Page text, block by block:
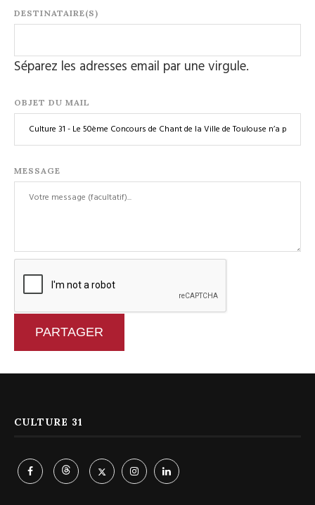
DESTINATAIRE(S)
Séparez les adresses email par une virgule.
OBJET DU MAIL
MESSAGE
PARTAGER
CULTURE 31